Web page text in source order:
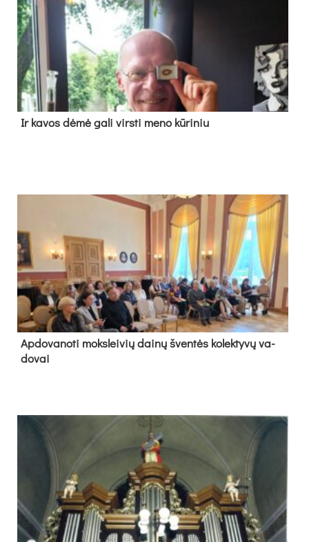
Ir ka­vos dė­mė ga­li virs­ti me­no kū­ri­niu
Ap­do­va­no­ti moks­lei­vių dai­nų šven­tės ko­lek­ty­vų va­
do­vai